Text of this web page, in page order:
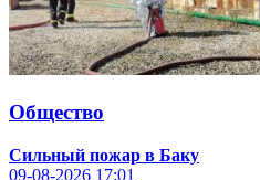
Общество
Сильный пожар в Баку
09-08-2026 17:01